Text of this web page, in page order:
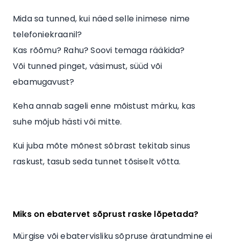
Mida sa tunned, kui näed selle inimese nime
telefoniekraanil?
Kas rõõmu? Rahu? Soovi temaga rääkida?
Või tunned pinget, väsimust, süüd või
ebamugavust?
Keha annab sageli enne mõistust märku, kas
suhe mõjub hästi või mitte.
Kui juba mõte mõnest sõbrast tekitab sinus
raskust, tasub seda tunnet tõsiselt võtta.
Miks on ebatervet sõprust raske lõpetada?
Mürgise või ebatervisliku sõpruse äratundmine ei